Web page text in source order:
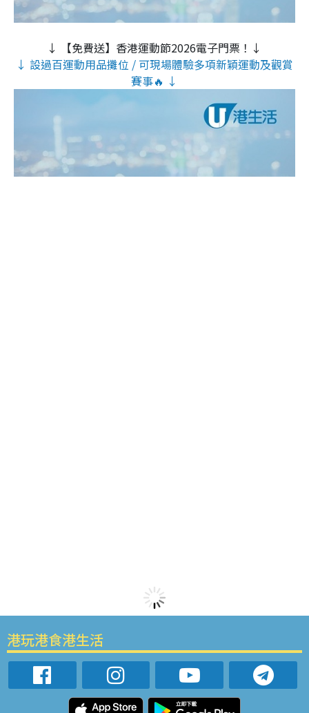
↓ 【免費送】香港運動節2026電子門票！↓
↓ 設過百運動用品攤位 / 可現場體驗多項新穎運動及觀賞
賽事🔥 ↓
港玩港食港生活